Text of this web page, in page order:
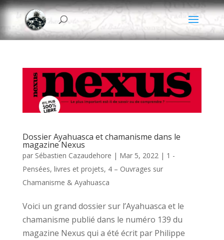
Dossier Ayahuasca et chamanisme dans le
magazine Nexus
par Sébastien Cazaudehore | Mar 5, 2022 | 1 -
Pensées, livres et projets, 4 – Ouvrages sur
Chamanisme & Ayahuasca
Voici un grand dossier sur l’Ayahuasca et le
chamanisme publié dans le numéro 139 du
magazine Nexus qui a été écrit par Philippe